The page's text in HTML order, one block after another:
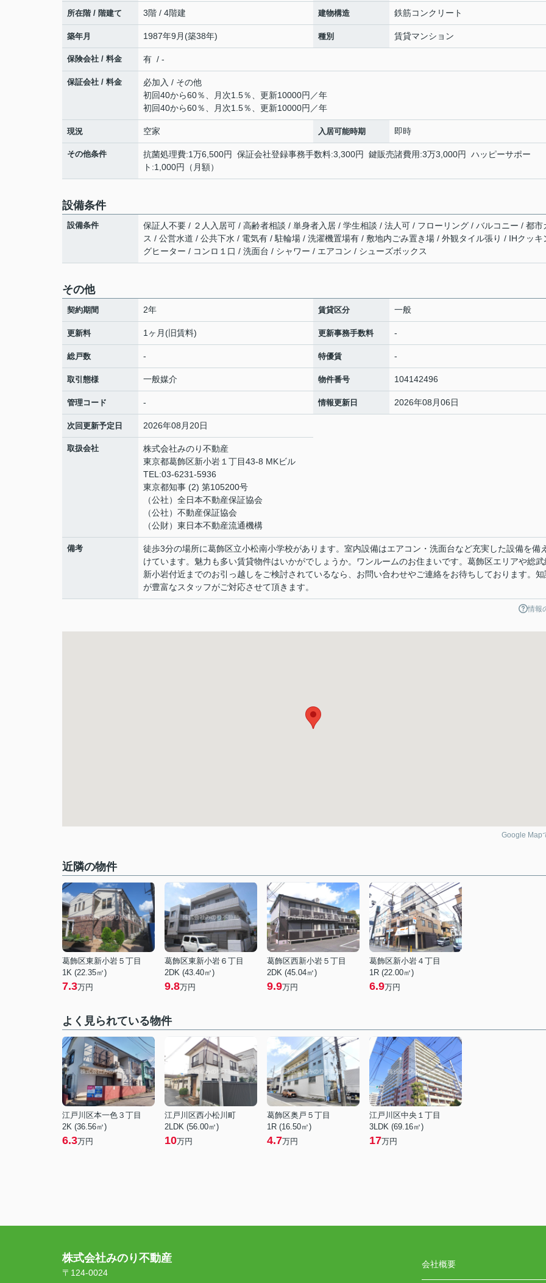
所在階 / 階建て 3階 / 4階建 建物構造 鉄筋コンクリート
築年月 1987年9月(築38年) 種別 賃貸マンション
保険会社 / 料金 有 / -
保証会社 / 料金
必加入 / その他
初回40から60％、月次1.5％、更新10000円／年
初回40から60％、月次1.5％、更新10000円／年
現況 空家 入居可能時期 即時
その他条件
抗菌処理費:1万6,500円 保証会社登録事務手数料:3,300円 鍵販売諸費用:3万3,000円 ハッピーサポー
ト:1,000円（月額）
設備条件
設備条件
保証人不要 / ２人入居可 / 高齢者相談 / 単身者入居 / 学生相談 / 法人可 / フローリング / バルコニー / 都市
ス / 公営水道 / 公共下水 / 電気有 / 駐輪場 / 洗濯機置場有 / 敷地内ごみ置き場 / 外観タイル張り / IHクッキ
グヒーター / コンロ１口 / 洗面台 / シャワー / エアコン / シューズボックス
その他
契約期間 2年 賃貸区分 一般
更新料 1ヶ月(旧賃料) 更新事務手数料 -
総戸数 - 特優賃 -
取引態様 一般媒介 物件番号 104142496
管理コード - 情報更新日 2026年08月06日
次回更新予定日 2026年08月20日
取扱会社
株式会社みのり不動産
東京都葛飾区新小岩１丁目43-8 MKビル
TEL:03-6231-5936
東京都知事 (2) 第105200号
（公社）全日本不動産保証協会
（公社）不動産保証協会
（公財）東日本不動産流通機構
備考
徒歩3分の場所に葛飾区立小松南小学校があります。室内設備はエアコン・洗面台など充実した設備を備
けています。魅力も多い賃貸物件はいかがでしょうか。ワンルームのお住まいです。葛飾区エリアや総武
新小岩付近までのお引っ越しをご検討されているなら、お問い合わせやご連絡をお待ちしております。知
が豊富なスタッフがご対応させて頂きます。
情報
Google Map
近隣の物件
葛飾区東新小岩５丁目
1K (22.35㎡)
7.3万円
葛飾区東新小岩６丁目
2DK (43.40㎡)
9.8万円
葛飾区西新小岩５丁目
2DK (45.04㎡)
9.9万円
葛飾区新小岩４丁目
1R (22.00㎡)
6.9万円
よく見られている物件
江戸川区本一色３丁目
2K (36.56㎡)
6.3万円
江戸川区西小松川町
2LDK (56.00㎡)
10万円
葛飾区奥戸５丁目
1R (16.50㎡)
4.7万円
江戸川区中央１丁目
3LDK (69.16㎡)
17万円
株式会社みのり不動産
〒124-0024
会社概要